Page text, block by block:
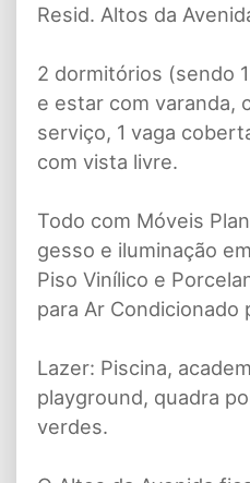
Resid. Altos da
2 dormitórios (sendo
e estar com varanda,
serviço, 1 vaga
com vista livre.
Todo com Móveis
gesso e iluminação
Piso Vinílico e
para Ar Condicionado
Lazer: Piscina,
playground, quadra
verdes.